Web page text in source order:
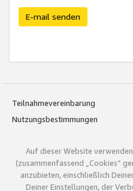
E-mail senden
Teilnahmevereinbarung
Nutzungsbestimmungen
Auf dieser Website
(zusammenfassend „Cookies“
anzubieten, einschließlich
Deiner Einstellungen, der